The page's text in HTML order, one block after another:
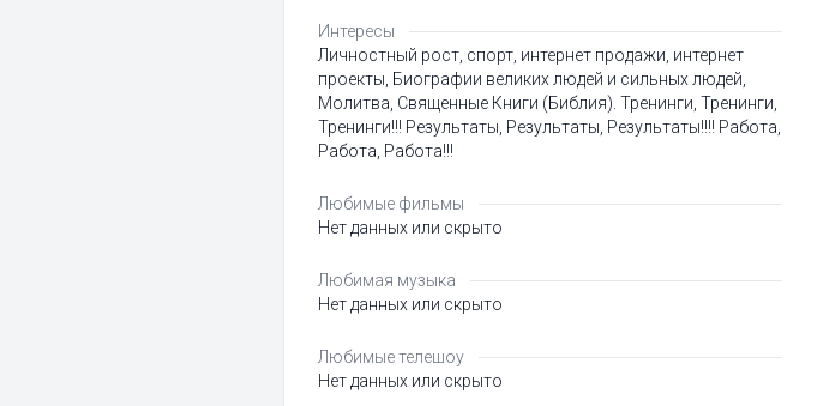
Интересы
Личностный рост, спорт, интернет продажи, интернет
проекты, Биографии великих людей и сильных людей,
Молитва, Священные Книги (Библия). Тренинги, Тренинги,
Тренинги!!! Результаты, Результаты, Результаты!!!! Работа,
Работа, Работа!!!
Любимые фильмы
Нет данных или скрыто
Любимая музыка
Нет данных или скрыто
Любимые телешоу
Нет данных или скрыто